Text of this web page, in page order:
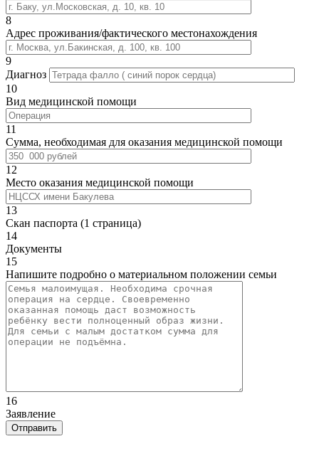
8
Адрес проживания/фактического местонахождения
9
Диагноз
10
Вид медицинской помощи
11
Сумма, необходимая для оказания медицинской помощи
12
Место оказания медицинской помощи
13
Скан паспорта (1 страница)
14
Документы
15
Напишите подробно о материальном положении семьи
16
Заявление